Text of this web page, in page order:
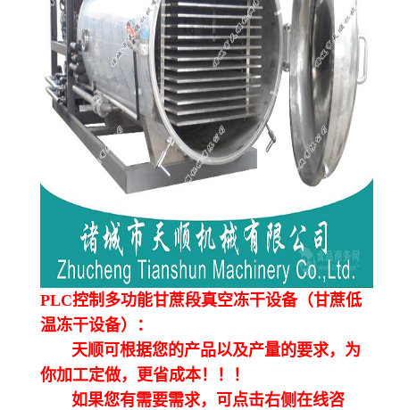
PLC控制多功能甘蔗段真空冻干设备（甘蔗低
温冻干设备）：
天顺可根据您的产品以及产量的要求，为
你加工定做，更省成本！！！
如果您有需要需求，可点击右侧在线咨